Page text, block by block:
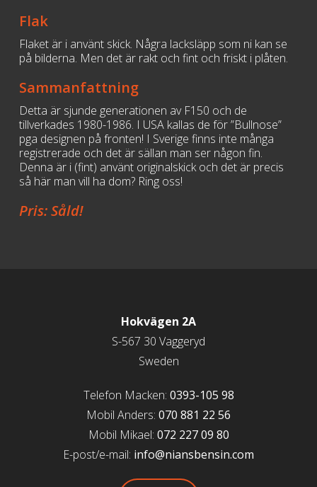
Flak
Flaket är i använt skick. Några lacksläpp som ni kan se
på bilderna. Men det är rakt och fint och friskt i plåten.
Sammanfattning
Detta är sjunde generationen av F150 och de
tillverkades 1980-1986. I USA kallas de för ”Bullnose”
pga designen på fronten! I Sverige finns inte många
registrerade och det är sällan man ser någon fin.
Denna är i (fint) använt originalskick och det är precis
så här man vill ha dom? Ring oss!
Pris: Såld!
Hokvägen 2A
S-567 30 Vaggeryd
Sweden
Telefon Macken: 0393-105 98
Mobil Anders: 070 881 22 56
Mobil Mikael: 072 227 09 80
E-post/e-mail: info@niansbensin.com